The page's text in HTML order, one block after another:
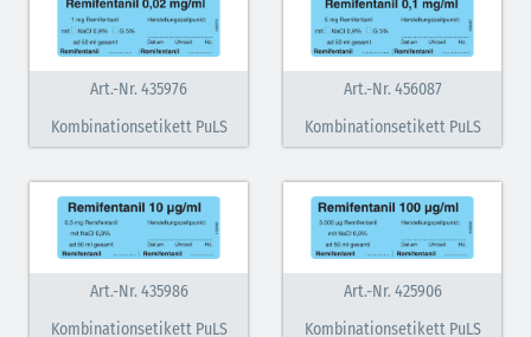
Art.-Nr. 435976
Kombinationsetikett PuLS
Art.-Nr. 456087
Kombinationsetikett PuLS
Art.-Nr. 435986
Kombinationsetikett PuLS
Art.-Nr. 425906
Kombinationsetikett PuLS